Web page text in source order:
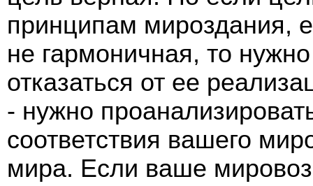
принципам мироздания,
не гармоничная, то
отказаться от ее
- нужно
соответствия вашего
мира. Если ваше